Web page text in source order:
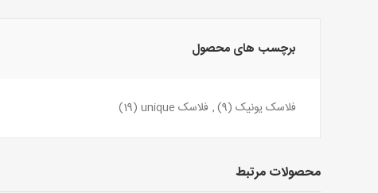
برچسب های محصول
فلاسک یونیک (9)
, فلاسک unique (19)
محصولات مرتبط